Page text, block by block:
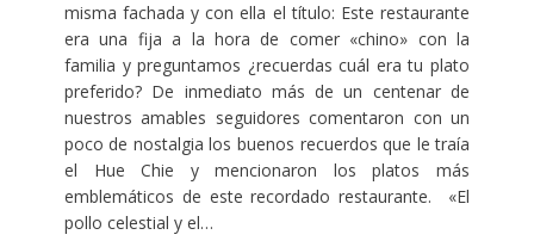
misma fachada y con ella el título: Este restaurante
era una fija a la hora de comer «chino» con la
familia y preguntamos ¿recuerdas cuál era tu plato
preferido? De inmediato más de un centenar de
nuestros amables seguidores comentaron con un
poco de nostalgia los buenos recuerdos que le traía
el Hue Chie y mencionaron los platos más
emblemáticos de este recordado restaurante. «El
pollo celestial y el…